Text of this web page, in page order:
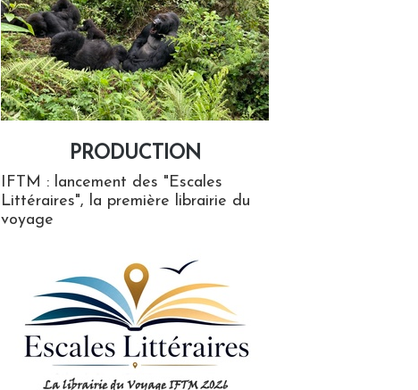
PRODUCTION
IFTM : lancement des "Escales
Littéraires", la première librairie du
voyage